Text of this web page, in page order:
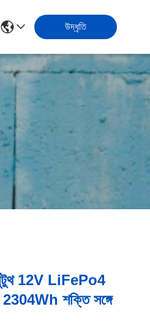
উদ্ধৃতি
12V LiFePo4
2304Wh শক্তি সঙ্গে